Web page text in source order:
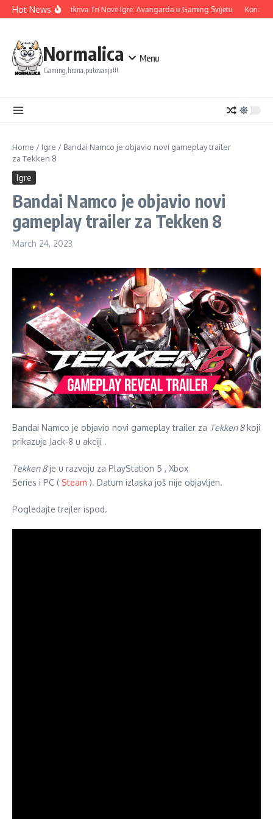
Skip to content
Hot NewsUbisoft Otkriva Tri Nove Igre: Avangarda u Gaming Svijetu Konami
Normalica
Gaming,hrana,putovanja!!!
Menu
Home / Igre / Bandai Namco je objavio novi gameplay trailer
za Tekken 8
Igre
Bandai Namco je objavio novi
gameplay trailer za Tekken 8
March 24, 2023
Bandai Namco je objavio novi gameplay trailer za Tekken 8koji
prikazuje Jack-8 u akciji .
Tekken 8je u razvoju za PlayStation 5 , Xbox
Series i PC ( Steam ). Datum izlaska još nije objavljen.
Pogledajte trejler ispod.